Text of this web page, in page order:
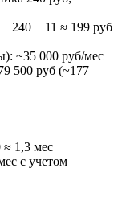
240 − 11 ≈ 199 руб
~35 000 руб/мес
500 руб (~177
≈ 1,3 мес
с учетом